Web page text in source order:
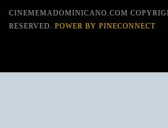
CINEMEMADOMINICANO.COM
RESERVED. POWER BY PINECONNECT